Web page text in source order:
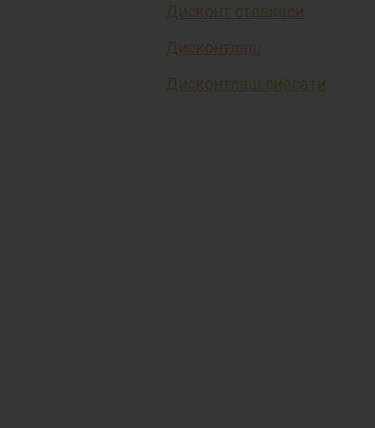
Дисконт ставкаси
Дисконтлаш
Дисконтлаш сиёсати